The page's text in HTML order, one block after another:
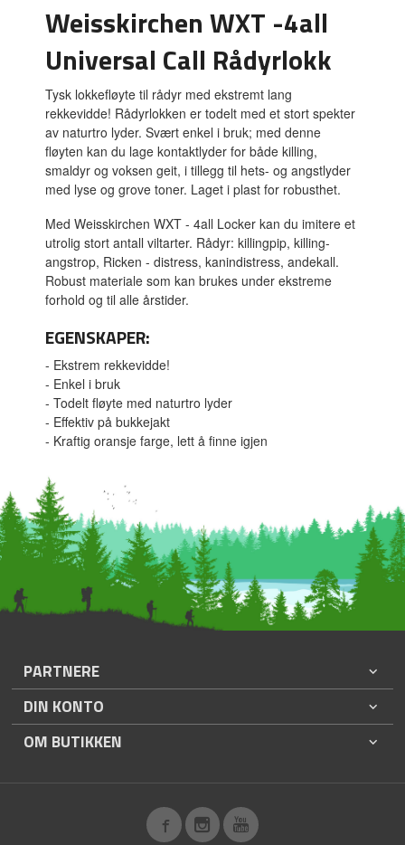
Weisskirchen WXT -4all
Universal Call Rådyrlokk
Tysk lokkefløyte til rådyr med ekstremt lang
rekkevidde! Rådyrlokken er todelt med et stort spekter
av naturtro lyder. Svært enkel i bruk; med denne
fløyten kan du lage kontaktlyder for både killing,
smaldyr og voksen geit, i tillegg til hets- og angstlyder
med lyse og grove toner. Laget i plast for robusthet.
Med Weisskirchen WXT - 4all Locker kan du imitere et
utrolig stort antall viltarter. Rådyr: killingpip, killing-
angstrop, Ricken - distress, kanindistress, andekall.
Robust materiale som kan brukes under ekstreme
forhold og til alle årstider.
EGENSKAPER:
- Ekstrem rekkevidde!
- Enkel i bruk
- Todelt fløyte med naturtro lyder
- Effektiv på bukkejakt
- Kraftig oransje farge, lett å finne igjen
PARTNERE
DIN KONTO
OM BUTIKKEN